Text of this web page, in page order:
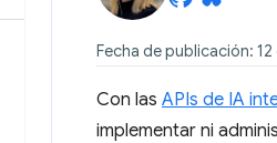
Fecha de publicación:
Con las APIs de IA
implementar ni